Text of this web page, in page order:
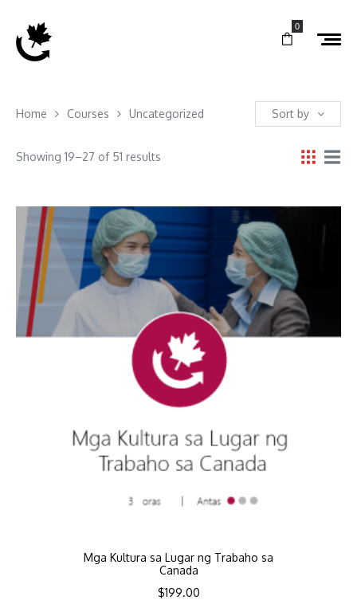
0
Home Courses Uncategorized Sort by
Showing 19–27 of 51 results
Mga Kultura sa Lugar ng Trabaho sa
Canada
$199.00